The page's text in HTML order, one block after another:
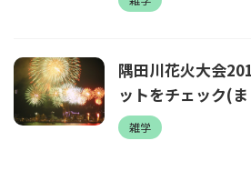
隅田川花火大会
ットをチェック(
雑学